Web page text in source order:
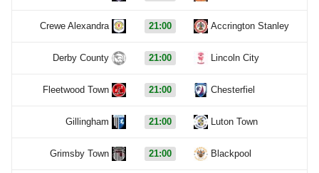
Crewe Alexandra 21:00 Accrington Stanley
Derby County 21:00 Lincoln City
Fleetwood Town 21:00 Chesterfiel
Gillingham 21:00 Luton Town
Grimsby Town 21:00 Blackpool